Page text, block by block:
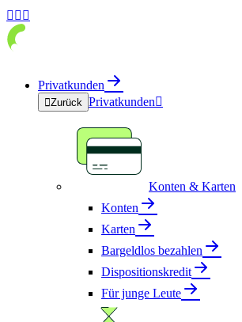
  
Privatkunden
Zurück Privatkunden
Konten & Karten
Konten
Karten
Bargeldlos bezahlen
Dispositionskredit
Für junge Leute